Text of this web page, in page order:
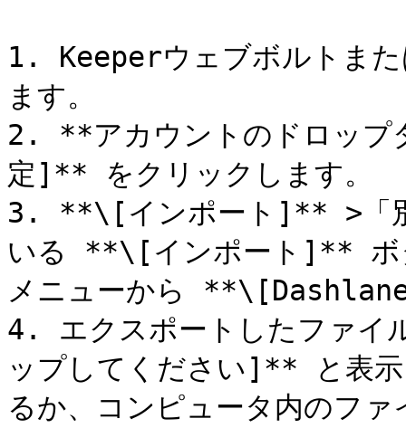
1. Keeperウェブボルトまた
ます。
2. **アカウントのドロッ
定]** をクリックします。
3. **\[インポート]** >「別
いる **\[インポート]** ボ
メニューから
4. エクスポートしたファ
ップしてください]** と表示
るか、コンピュータ内のフ